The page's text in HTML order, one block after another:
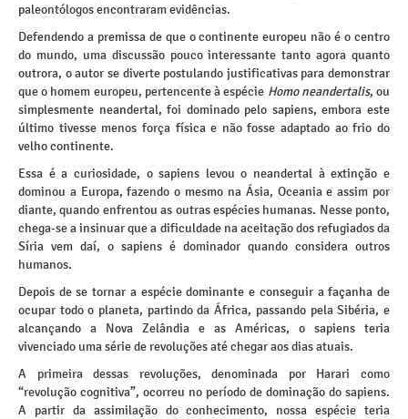
paleontólogos encontraram evidências.
Defendendo a premissa de que o continente europeu não é o centro
do mundo, uma discussão pouco interessante tanto agora quanto
outrora, o autor se diverte postulando justificativas para demonstrar
que o homem europeu, pertencente à espécie Homo neandertalis, ou
simplesmente neandertal, foi dominado pelo sapiens, embora este
último tivesse menos força física e não fosse adaptado ao frio do
velho continente.
Essa é a curiosidade, o sapiens levou o neandertal à extinção e
dominou a Europa, fazendo o mesmo na Ásia, Oceania e assim por
diante, quando enfrentou as outras espécies humanas. Nesse ponto,
chega-se a insinuar que a dificuldade na aceitação dos refugiados da
Síria vem daí, o sapiens é dominador quando considera outros
humanos.
Depois de se tornar a espécie dominante e conseguir a façanha de
ocupar todo o planeta, partindo da África, passando pela Sibéria, e
alcançando a Nova Zelândia e as Américas, o sapiens teria
vivenciado uma série de revoluções até chegar aos dias atuais.
A primeira dessas revoluções, denominada por Harari como
“revolução cognitiva”, ocorreu no período de dominação do sapiens.
A partir da assimilação do conhecimento, nossa espécie teria